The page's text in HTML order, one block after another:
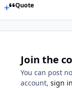
Quote
Join the
You can post
account, sign